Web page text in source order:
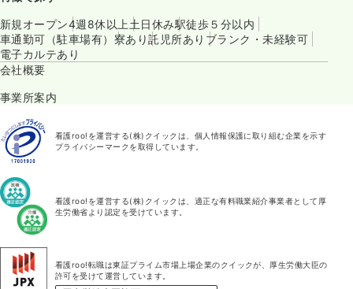
新規オープン4週8休以上 土日休み駅徒歩５分以内
車通勤可（駐車場有） 寮あり託児所あり ブランク・未経験可
電子カルテあり
会社概要
事業所案内
看護roo!を運営する(株)クイックは、個人情報保護に取り組む企業を示す
プライバシーマークを取得しています。
看護roo!を運営する(株)クイックは、適正な有料職業紹介事業者として厚
生労働省より認定を受けています。
看護roo!転職は東証プライム市場上場企業のクイックが、厚生労働大臣の
許可を受けて運営しています。